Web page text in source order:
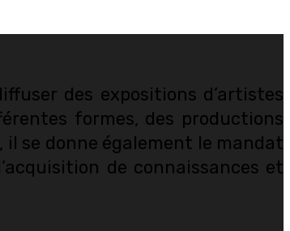
des expositions d’artistes
formes, des productions
se donne également le mandat
de connaissances et